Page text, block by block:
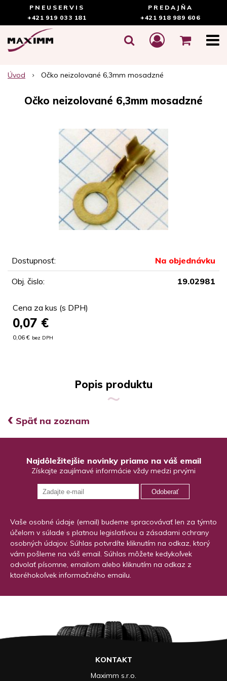
PNEUSERVIS
+421 919 033 181
PREDAJŇA
+421 918 989 606
Úvod Očko neizolované 6,3mm mosadzné
Očko neizolované 6,3mm mosadzné
Dostupnosť: Na objednávku
Obj. čislo: 19.02981
Cena za kus (s DPH)
0,07 €
0,06 € bez DPH
Popis produktu
‹ Späť na zoznam
Najdôležitejšie novinky priamo na váš email
Získajte zaujímavé informácie vždy medzi prvými
Odoberať
Vaše osobné údaje (email) budeme spracovávať len za týmto
účelom v súlade s platnou legislatívou a zásadami ochrany
osobných údajov. Súhlas potvrdíte kliknutím na odkaz, ktorý
vám pošleme na váš email. Súhlas môžete kedykoľvek
odvolať písomne, emailom alebo kliknutím na odkaz z
ktoréhokoľvek informačného emailu.
KONTAKT
Maximm s.r.o.